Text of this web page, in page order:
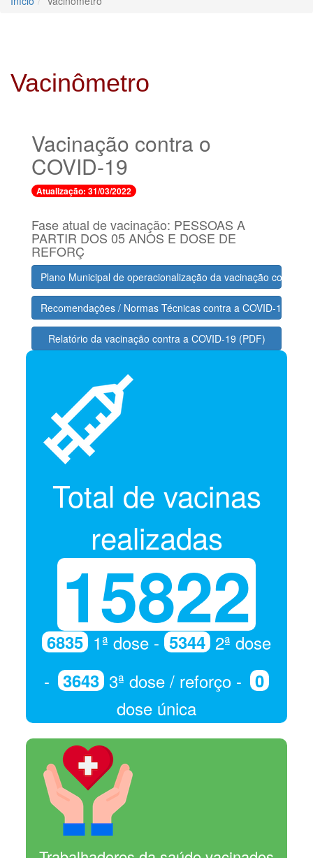
Vacinômetro
Vacinação contra o
COVID-19
Atualização: 31/03/2022
Fase atual de vacinação: PESSOAS A
PARTIR DOS 05 ANOS E DOSE DE
REFORÇ
Plano Municipal de operacionalização da vacinação contra a
Recomendações / Normas Técnicas contra a COVID-19
Relatório da vacinação contra a COVID-19 (PDF)
Total de vacinas
realizadas
15822
6835 1ª dose - 5344 2ª dose
- 3643 3ª dose / reforço - 0
dose única